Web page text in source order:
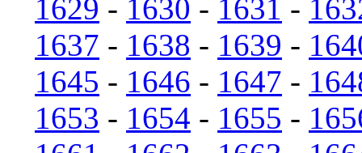
1629 - 1630 - 1631 -
1637 - 1638 - 1639 -
1645 - 1646 - 1647 -
1653 - 1654 - 1655 -